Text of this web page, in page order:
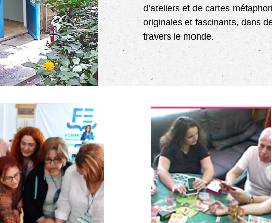
d’ateliers et de cartes
originales et fascinants, dans
travers le monde.